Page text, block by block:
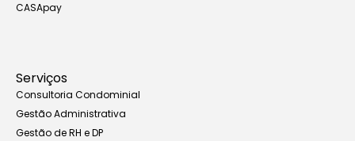
CASApay
Serviços
Consultoria Condominial
Gestão Administrativa
Gestão de RH e DP